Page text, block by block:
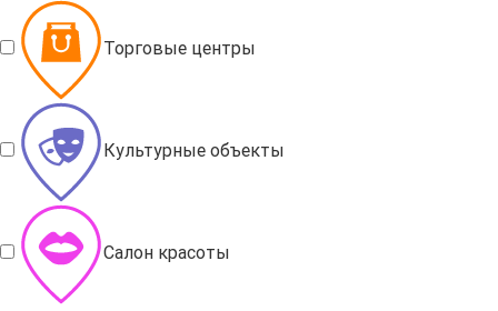
Торговые центры
Культурные объекты
Салон красоты